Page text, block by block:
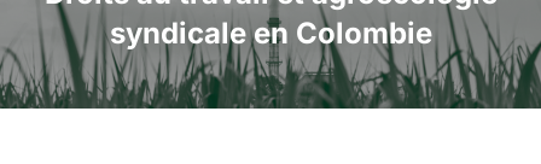
syndicale en Colombie